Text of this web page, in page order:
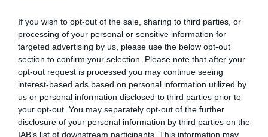
If you wish to opt-out of the sale, sharing to third parties, or
processing of your personal or sensitive information for
targeted advertising by us, please use the below opt-out
section to confirm your selection. Please note that after your
opt-out request is processed you may continue seeing
interest-based ads based on personal information utilized by
us or personal information disclosed to third parties prior to
your opt-out. You may separately opt-out of the further
disclosure of your personal information by third parties on the
IAB’s list of downstream participants. This information may
fastighetsförvaltning i Yxlan
25/3 NYA BOLAG
Nytt fastighetsförvaltningsbolag registerat i
Norrtälje
NYA BOLAG
Trålen 24 AB registrerat